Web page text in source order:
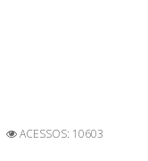
ACESSOS: 10603